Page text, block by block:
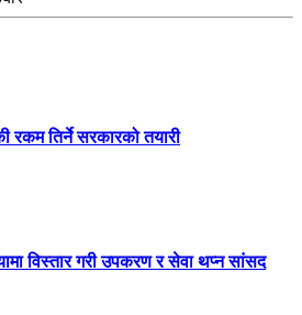
रकम तिर्ने सरकारको तयारी
विस्तार गरी उपकरण र सेवा थप्न सांसद